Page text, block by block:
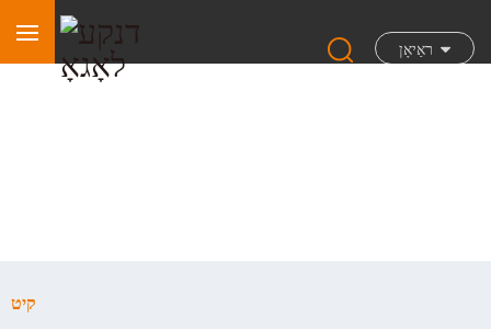
ראַיאָן
קיט